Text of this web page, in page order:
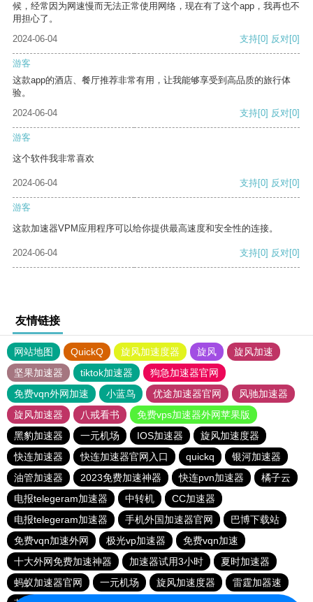
候，经常因为网速慢而无法正常使用网络，现在有了这个app，我再也不
用担心了。
2024-06-04
支持[0] 反对[0]
游客
这款app的酒店、餐厅推荐非常有用，让我能够享受到高品质的旅行体
验。
2024-06-04
支持[0] 反对[0]
游客
这个软件我非常喜欢
2024-06-04 支持[0] 反对[0]
游客
这款加速器VPM应用程序可以给你提供最高速度和安全性的连接。
2024-06-04 支持[0] 反对[0]
友情链接
网站地图 QuickQ 旋风加速度器 旋风
旋风加速
坚果加速器
tiktok加速器
狗急加速器官网
免费vqn外网加速
小蓝鸟 优途加速器官网
风驰加速器
旋风加速器
八戒看书
免费vps加速器外网苹果版
黑豹加速器
一元机场 IOS加速器
旋风加速度器
快连加速器
快连加速器官网入口 quickq
银河加速器
油管加速器
2023免费加速神器 快连pvn加速器
橘子云
电报telegeram加速器
中转机
CC加速器
电报telegeram加速器
手机外国加速器官网
巴博下载站
免费vqn加速外网
极光vp加速器
免费vqn加速
十大外网免费加速神器
加速器试用3小时
夏时加速器
蚂蚁加速器官网
一元机场 旋风加速度器
雷霆加器速